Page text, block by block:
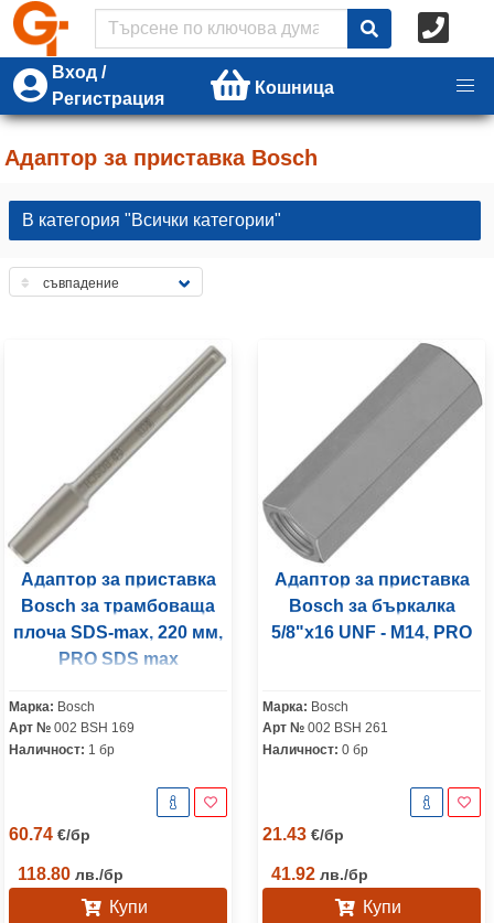
Вход /
Регистрация
Кошница
Адаптор за приставка Bosch
В категория "Всички категории"
Адаптор за приставка
Bosch за трамбоваща
плоча SDS-max, 220 мм,
PRO SDS max
Марка: Bosch
Арт № 002 BSH 169
Наличност: 1 бр
60.74 €/бр
118.80 лв./бр
Купи
Адаптор за приставка
Bosch за бъркалка
5/8"x16 UNF - M14, PRO
Марка: Bosch
Арт № 002 BSH 261
Наличност: 0 бр
21.43 €/бр
41.92 лв./бр
Купи